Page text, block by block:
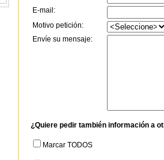
E-mail:
Motivo petición:
Envíe su mensaje:
¿Quiere pedir también información a
Marcar TODOS